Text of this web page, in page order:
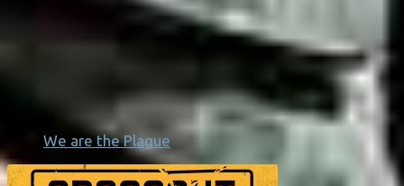
We are the Plague